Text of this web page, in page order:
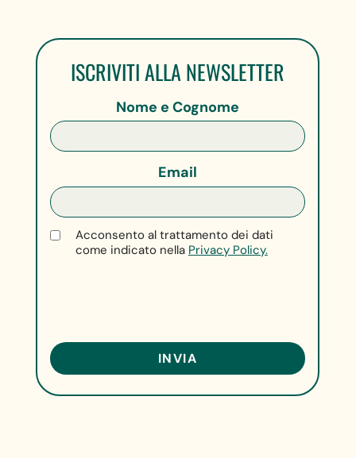
ISCRIVITI ALLA NEWSLETTER
Nome e Cognome
Email
Acconsento al trattamento dei dati
come indicato nella Privacy Policy.